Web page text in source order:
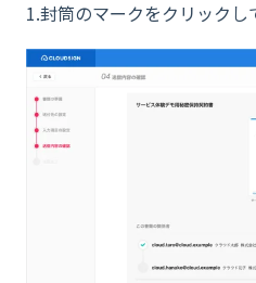
1.封筒のマークをクリックし